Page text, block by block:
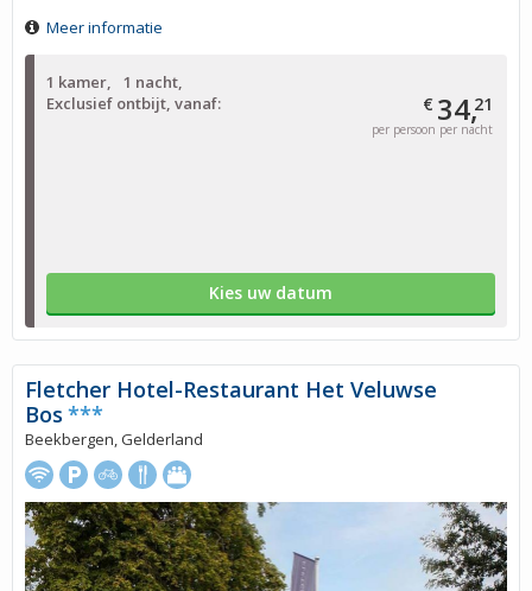
1 kamer
1 nacht
Exclusief ontbijt, vanaf:
€ 34,21
per persoon per nacht
Kies uw datum
Meer informatie
Fletcher Hotel-Restaurant Het Veluwse
Bos ***
Beekbergen, Gelderland